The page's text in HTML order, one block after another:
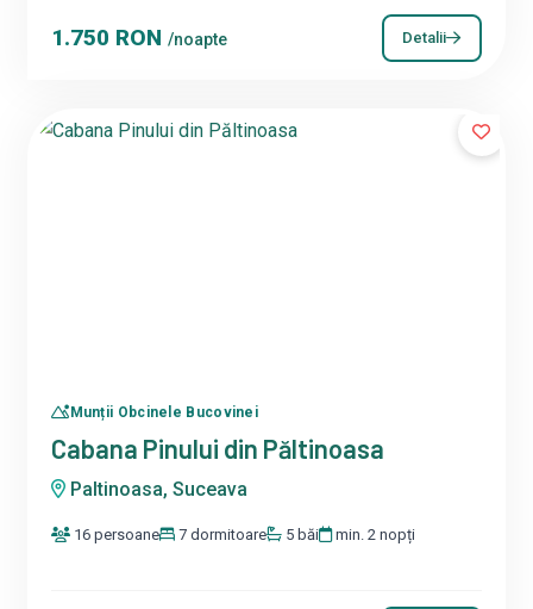
1.750 RON/noapte Detalii
Munții Obcinele Bucovinei
Cabana Pinului din Păltinoasa
Paltinoasa, Suceava
16 persoane 7 dormitoare 5 băi min. 2 nopți